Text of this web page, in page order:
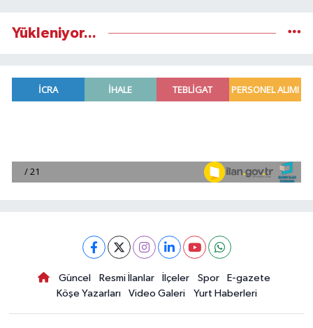
Yükleniyor...
Güncel Resmi İlanlar İlçeler Spor
E-gazete
Köşe Yazarları
Video Galeri Yurt Haberleri